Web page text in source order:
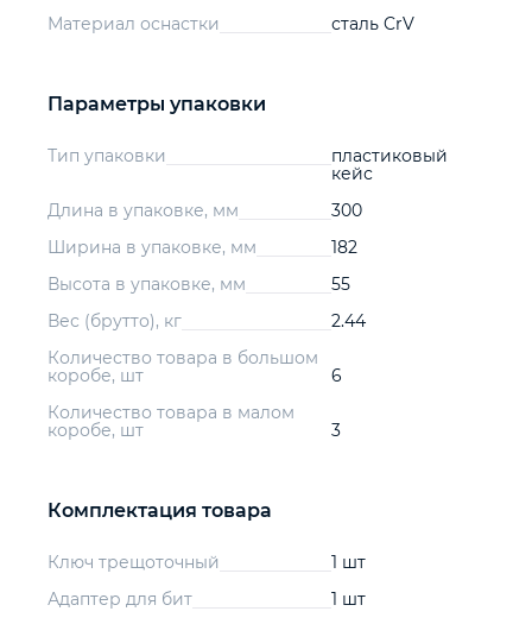
Материал оснастки
сталь CrV
Параметры упаковки
Тип упаковки
пластиковый
кейс
Длина в упаковке, мм
300
Ширина в упаковке, мм
182
Высота в упаковке, мм
55
Вес (брутто), кг
2.44
Количество товара в большом
коробе, шт
6
Количество товара в малом
коробе, шт
3
Комплектация товара
Ключ трещоточный
1 шт
Адаптер для бит
1 шт